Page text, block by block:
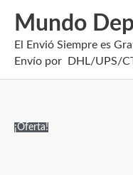
Mundo
El Envió Siempre es
Envío por DHL/UPS/
¡Oferta!
CAMISETA